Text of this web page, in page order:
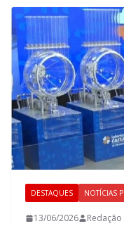
DESTAQUES NOTÍCIAS
13/06/2026 Redação